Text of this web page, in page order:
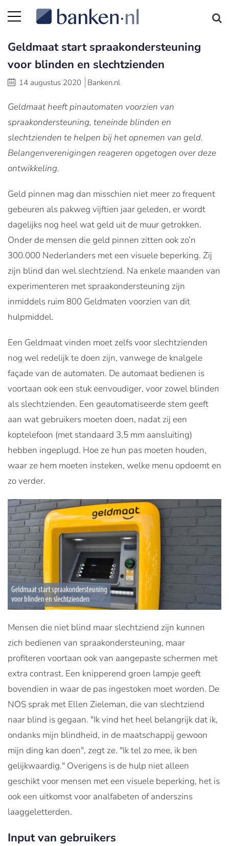
Geldmaat start spraakondersteuning
voor blinden en slechtzienden
14 augustus 2020 Banken.nl
Geldmaat heeft pinautomaten voorzien van
spraakondersteuning, teneinde blinden en
slechtzienden te helpen bij het opnemen van geld.
Belangenverenigingen reageren opgetogen over deze
ontwikkeling.
Geld pinnen mag dan misschien niet meer zo frequent
gebeuren als pakweg vijftien jaar geleden, er wordt
dagelijks nog heel wat geld uit de muur getrokken.
Onder de mensen die geld pinnen zitten ook zo’n
300.000 Nederlanders met een visuele beperking. Zij
zijn blind dan wel slechtziend. Na enkele maanden van
experimenteren met spraakondersteuning zijn
inmiddels ruim 800 Geldmaten voorzien van dit
hulpmiddel.
Een Geldmaat vinden moet zelfs voor slechtzienden
nog wel redelijk te doen zijn, vanwege de knalgele
façade van de automaten. De automaat bedienen is
voortaan ook een stuk eenvoudiger, voor zowel blinden
als slechtzienden. Een geautomatiseerde stem geeft
aan wat gebruikers moeten doen, nadat zij een
koptelefoon (met standaard 3,5 mm aansluiting)
hebben ingeplugd. Hoe ze hun pas moeten houden,
waar ze hem moeten insteken, welke menu opdoemt en
zo verder.
Mensen die niet blind maar slechtziend zijn kunnen
zich bedienen van spraakondersteuning, maar
profiteren voortaan ook van aangepaste schermen met
extra contrast. Een knipperend groen lampje geeft
bovendien in waar de pas ingestoken moet worden. De
NOS sprak met Ellen Zieleman, die van slechtziend
naar blind is gegaan. "Ik vind het heel belangrijk dat ik,
ondanks mijn blindheid, in de maatschappij gewoon
mijn ding kan doen", zegt ze. "Ik tel zo mee, ik ben
gelijkwaardig." Overigens is de hulp niet alleen
geschikt voor mensen met een visuele beperking, het is
ook een uitkomst voor analfabeten of anderszins
laaggeletterden.
Input van gebruikers